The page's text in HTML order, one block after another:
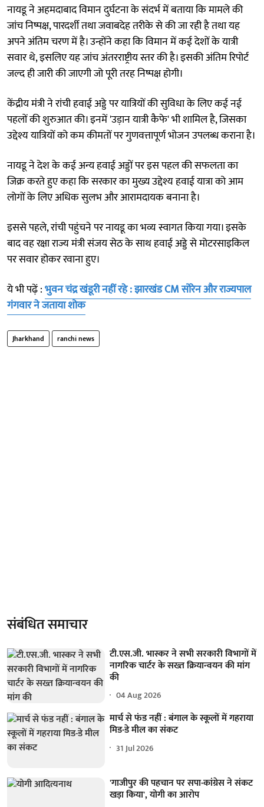
नायडू ने अहमदाबाद विमान दुर्घटना के संदर्भ में बताया कि मामले की
जांच निष्पक्ष, पारदर्शी तथा जवाबदेह तरीके से की जा रही है तथा यह
अपने अंतिम चरण में है। उन्होंने कहा कि विमान में कई देशों के यात्री
सवार थे, इसलिए यह जांच अंतरराष्ट्रीय स्तर की है। इसकी अंतिम रिपोर्ट
जल्द ही जारी की जाएगी जो पूरी तरह निष्पक्ष होगी।
केंद्रीय मंत्री ने रांची हवाई अड्डे पर यात्रियों की सुविधा के लिए कई नई
पहलों की शुरुआत की। इनमें 'उड़ान यात्री कैफे' भी शामिल है, जिसका
उद्देश्य यात्रियों को कम कीमतों पर गुणवत्तापूर्ण भोजन उपलब्ध कराना है।
नायडू ने देश के कई अन्य हवाई अड्डों पर इस पहल की सफलता का
जिक्र करते हुए कहा कि सरकार का मुख्य उद्देश्य हवाई यात्रा को आम
लोगों के लिए अधिक सुलभ और आरामदायक बनाना है।
इससे पहले, रांची पहुंचने पर नायडू का भव्य स्वागत किया गया। इसके
बाद वह रक्षा राज्य मंत्री संजय सेठ के साथ हवाई अड्डे से मोटरसाइकिल
पर सवार होकर रवाना हुए।
ये भी पढ़ें :भुवन चंद्र खंडूरी नहीं रहे : झारखंड CM सोरेन और राज्यपाल
गंगवार ने जताया शोक
Jharkhand ranchi news
संबंधित समाचार
टी.एस.जी. भास्कर ने सभी सरकारी विभागों में
नागरिक चार्टर के सख्त क्रियान्वयन की मांग
की
04 Aug 2026
मार्च से फंड नहीं : बंगाल के स्कूलों में गहराया
मिड-डे मील का संकट
31 Jul 2026
'गाजीपुर की पहचान पर सपा-कांग्रेस ने संकट
खड़ा किया', योगी का आरोप